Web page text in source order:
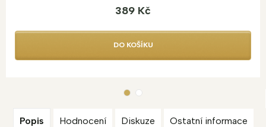
389 Kč
DO KOŠÍKU
Popis Hodnocení Diskuze Ostatní informace